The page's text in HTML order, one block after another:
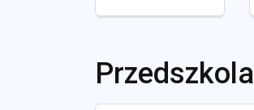
Przedszkola